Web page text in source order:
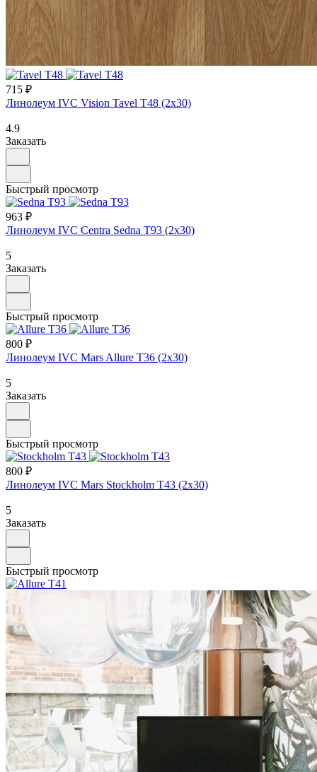
715 ₽
Линолеум IVC Vision Tavel T48 (2х30)
4.9
Заказать
Быстрый просмотр
963 ₽
Линолеум IVC Centra Sedna T93 (2х30)
5
Заказать
Быстрый просмотр
800 ₽
Линолеум IVC Mars Allure T36 (2х30)
5
Заказать
Быстрый просмотр
800 ₽
Линолеум IVC Mars Stockholm T43 (2х30)
5
Заказать
Быстрый просмотр